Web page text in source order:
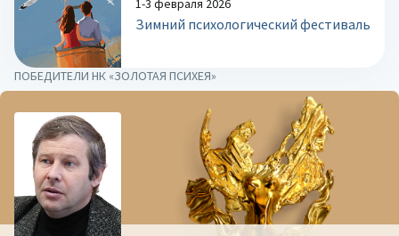
Зимний психологический фестиваль
ПОБЕДИТЕЛИ НК «ЗОЛОТАЯ ПСИХЕЯ»